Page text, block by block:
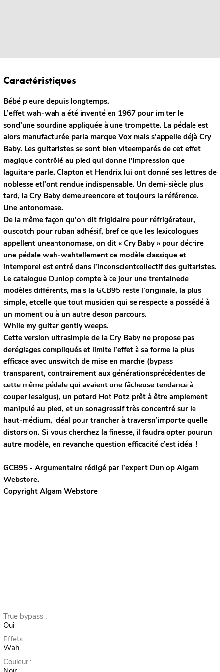
Caractéristiques
Bébé pleure depuis longtemps.
L’effet wah-wah a été inventé en 1967 pour imiter le
sond’une sourdine appliquée à une trompette. La pédale est
alors manufacturée parla marque Vox mais s’appelle déjà Cry
Baby. Les guitaristes se sont bien viteemparés de cet effet
magique contrôlé au pied qui donne l’impression que
laguitare parle. Clapton et Hendrix lui ont donné ses lettres de
noblesse etl’ont rendue indispensable. Un demi-siècle plus
tard, la Cry Baby demeureencore et toujours la référence.
Une antonomase.
De la même façon qu’on dit frigidaire pour réfrigérateur,
ouscotch pour ruban adhésif, bref ce que les lexicologues
appellent uneantonomase, on dit « Cry Baby » pour décrire
une pédale wah-wahtellement ce modèle classique et
intemporel est entré dans l’inconscientcollectif des guitaristes.
Le catalogue Dunlop compte à ce jour une trentainede
modèles différents, mais la GCB95 reste l’originale, la plus
simple, etcelle que tout musicien qui se respecte a possédé à
un moment ou à un autre deson parcours.
While my guitar gently weeps.
Cette version ultrasimple de la Cry Baby ne propose pas
deréglages compliqués et limite l’effet à sa forme la plus
efficace avec unswitch de mise en marche (bypass
transparent, contrairement aux générationsprécédentes de
cette même pédale qui avaient une fâcheuse tendance à
couper lesaigus), un potard Hot Potz prêt à être amplement
manipulé au pied, et un sonagressif très concentré sur le
haut-médium, idéal pour trancher à traversn’importe quelle
distorsion. Si vous cherchez la finesse, il faudra opter pourun
autre modèle, en revanche question efficacité c’est idéal !
GCB95 - Argumentaire rédigé par l’expert DunlopAlgam
Webstore.
Copyright Algam Webstore
True bypass :
Oui
Effets :
Wah
Couleur :